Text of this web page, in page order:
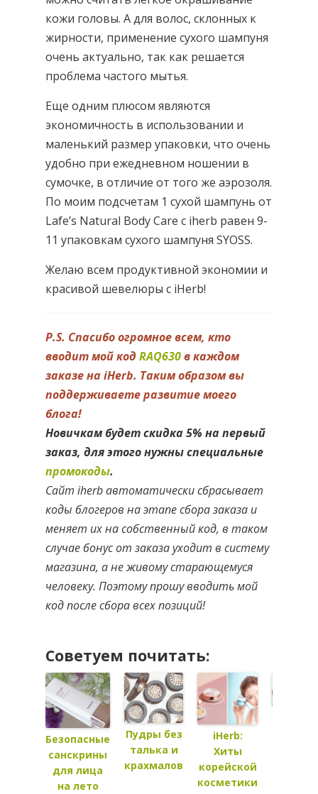
кожи головы. А для волос, склонных к
жирности, применение сухого шампуня
очень актуально, так как решается
проблема частого мытья.
Еще одним плюсом являются
экономичность в использовании и
маленький размер упаковки, что очень
удобно при ежедневном ношении в
сумочке, в отличие от того же аэрозоля.
По моим подсчетам 1 сухой шампунь от
Lafe’s Natural Body Care с iherb равен 9-
11 упаковкам сухого шампуня SYOSS.
Желаю всем продуктивной экономии и
красивой шевелюры с iHerb!
P.S. Спасибо огромное всем, кто
вводит мой код RAQ630в каждом
заказе на iHerb. Таким образом вы
поддерживаете развитие моего
блога!
Новичкам будет скидка 5% на первый
заказ, для этого нужны специальные
промокоды.
Сайт iherb автоматически сбрасывает
коды блогеров на этапе сбора заказа и
меняет их на собственный код, в таком
случае бонус от заказа уходит в систему
магазина, а не живому старающемуся
человеку. Поэтому прошу вводить мой
код после сбора всех позиций!
Советуем почитать:
Безопасные
санскрины
для лица
на лето
Пудры без
талька и
крахмалов
iHerb:
Хиты
корейской
косметики